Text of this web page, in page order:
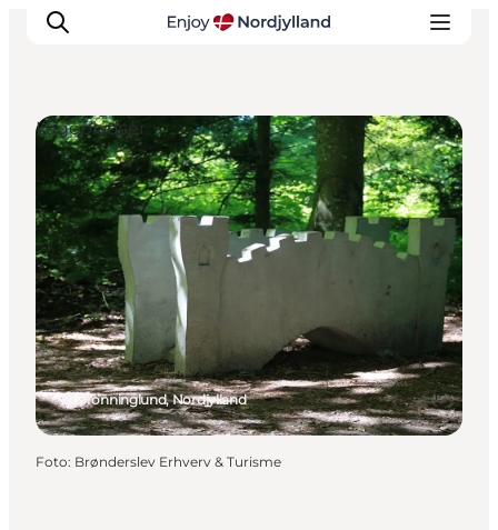
Oplevelser og aktiviteter
Planlæg din tur
Byer og steder
Guides
Det sker
For børn
Dronninglund, Nordjylland
Legepladser
Foto: Brønderslev Erhverv & Turisme